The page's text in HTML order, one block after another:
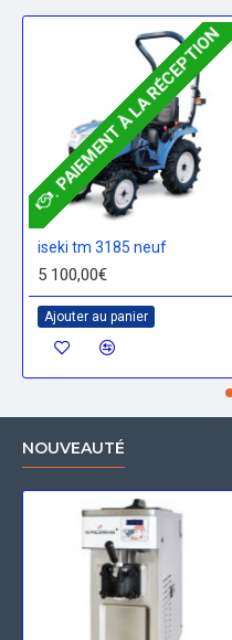
. PAIEMENT À LA RÉCEPTION
iseki tm 3185 neuf
5 100,00€
Ajouter au panier
NOUVEAUTÉ